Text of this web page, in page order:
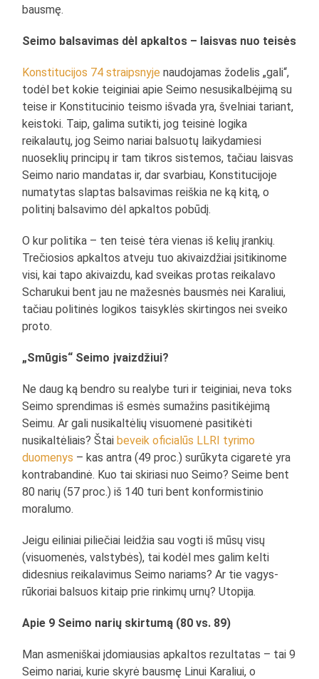
bausmę.
Seimo balsavimas dėl apkaltos – laisvas nuo teisės
Konstitucijos 74 straipsnyje naudojamas žodelis „gali“,
todėl bet kokie teiginiai apie Seimo nesusikalbėjimą su
teise ir Konstitucinio teismo išvada yra, švelniai tariant,
keistoki. Taip, galima sutikti, jog teisinė logika
reikalautų, jog Seimo nariai balsuotų laikydamiesi
nuoseklių principų ir tam tikros sistemos, tačiau laisvas
Seimo nario mandatas ir, dar svarbiau, Konstitucijoje
numatytas slaptas balsavimas reiškia ne ką kitą, o
politinį balsavimo dėl apkaltos pobūdį.
O kur politika – ten teisė tėra vienas iš kelių įrankių.
Trečiosios apkaltos atveju tuo akivaizdžiai įsitikinome
visi, kai tapo akivaizdu, kad sveikas protas reikalavo
Scharukui bent jau ne mažesnės bausmės nei Karaliui,
tačiau politinės logikos taisyklės skirtingos nei sveiko
proto.
„Smūgis“ Seimo įvaizdžiui?
Ne daug ką bendro su realybe turi ir teiginiai, neva toks
Seimo sprendimas iš esmės sumažins pasitikėjimą
Seimu. Ar gali nusikaltėlių visuomenė pasitikėti
nusikaltėliais? Štaibeveik oficialūs LLRI tyrimo
duomenys – kas antra (49 proc.) surūkyta cigaretė yra
kontrabandinė. Kuo tai skiriasi nuo Seimo? Seime bent
80 narių (57 proc.) iš 140 turi bent konformistinio
moralumo.
Jeigu eiliniai piliečiai leidžia sau vogti iš mūsų visų
(visuomenės, valstybės), tai kodėl mes galim kelti
didesnius reikalavimus Seimo nariams? Ar tie vagys-
rūkoriai balsuos kitaip prie rinkimų urnų? Utopija.
Apie 9 Seimo narių skirtumą (80 vs. 89)
Man asmeniškai įdomiausias apkaltos rezultatas – tai 9
Seimo nariai, kurie skyrė bausmę Linui Karaliui, o